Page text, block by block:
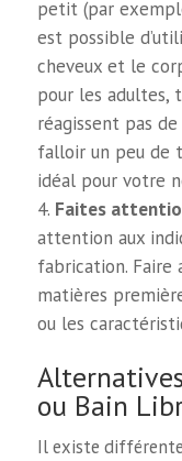
petit (par
est possible
cheveux et le
pour les adultes,
réagissent pas
falloir un peu de
idéal pour votre
Faites
attention aux
fabrication.
matières
ou les
ou Bain
Il existe